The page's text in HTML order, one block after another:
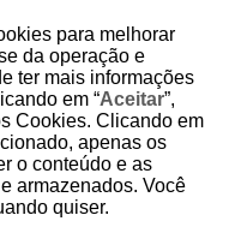
valor da abertura, e
para melhorar
da operação e
ter mais informações
em “Aceitar”,
Cookies. Clicando em
apenas os
o conteúdo e as
armazenados. Você
quiser.